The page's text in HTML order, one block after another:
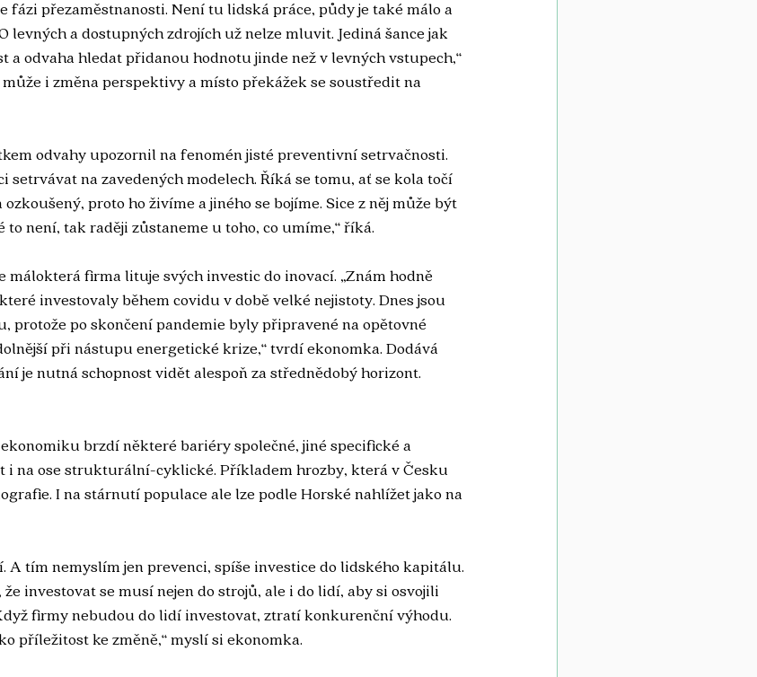
fázi přezaměstnanosti. Není tu lidská práce, půdy je také málo a
levných a dostupných zdrojích už nelze mluvit. Jediná šance jak
a odvaha hledat přidanou hodnotu jinde než v levných vstupech,“
i změna perspektivy a místo překážek se soustředit na
odvahy upozornil na fenomén jisté preventivní setrvačnosti.
setrvávat na zavedených modelech. Říká se tomu, ať se kola točí
proto ho živíme a jiného se bojíme. Sice z něj může být
není, tak raději zůstaneme u toho, co umíme,“ říká.
málokterá firma lituje svých investic do inovací. „Znám hodně
investovaly během covidu v době velké nejistoty. Dnes jsou
protože po skončení pandemie byly připravené na opětovné
při nástupu energetické krize,“ tvrdí ekonomka. Dodává
je nutná schopnost vidět alespoň za střednědobý horizont.
brzdí některé bariéry společné, jiné specifické a
i na ose strukturální-cyklické. Příkladem hrozby, která v Česku
I na stárnutí populace ale lze podle Horské nahlížet jako na
A tím nemyslím jen prevenci, spíše investice do lidského kapitálu.
investovat se musí nejen do strojů, ale i do lidí, aby si osvojili
firmy nebudou do lidí investovat, ztratí konkurenční výhodu.
příležitost ke změně,“ myslí si ekonomka.